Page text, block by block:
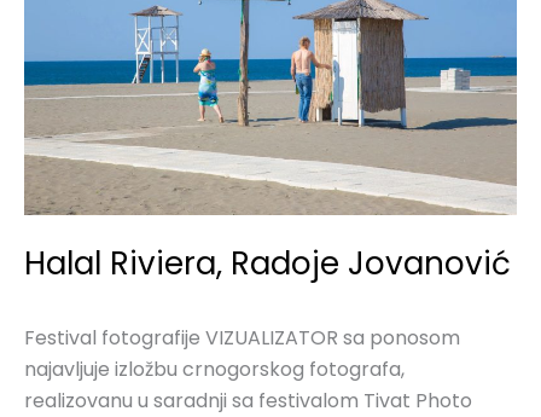
Halal Riviera, Radoje Jovanović
Festival fotografije VIZUALIZATOR sa ponosom
najavljuje izložbu crnogorskog fotografa,
realizovanu u saradnji sa festivalom Tivat Photo